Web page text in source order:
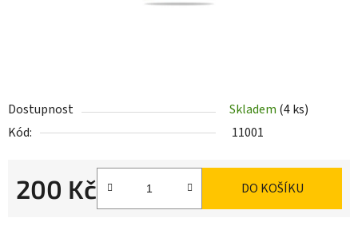
Dostupnost Skladem (4 ks)
Kód:
11001
200 Kč DO KOŠÍKU